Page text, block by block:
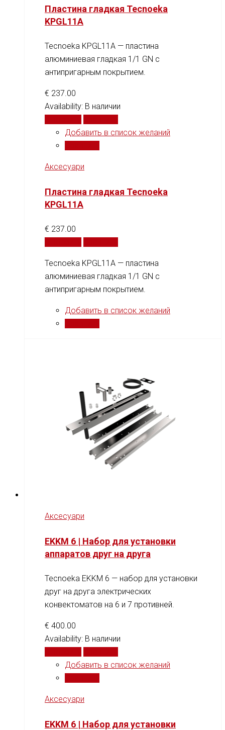
Пластина гладкая Tecnoeka
KPGL11A
Tecnoeka KPGL11A — пластина
алюминиевая гладкая 1/1 GN с
антипригарным покрытием.
€ 237.00
Availability: В наличии
Добавить в список желаний
Аксесуари
Пластина гладкая Tecnoeka
KPGL11A
€ 237.00
Tecnoeka KPGL11A — пластина
алюминиевая гладкая 1/1 GN с
антипригарным покрытием.
Добавить в список желаний
Аксесуари
EKKM 6 | Набор для установки
аппаратов друг на друга
Tecnoeka EKKM 6 — набор для установки
друг на друга электрических
конвектоматов на 6 и 7 противней.
€ 400.00
Availability: В наличии
Добавить в список желаний
Аксесуари
EKKM 6 | Набор для установки